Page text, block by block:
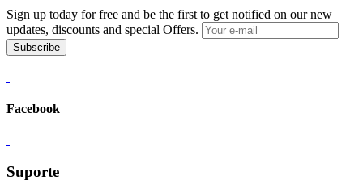
Sign up today for free and be the first to get notified on our new
updates, discounts and special Offers.
Subscribe
Facebook
Suporte